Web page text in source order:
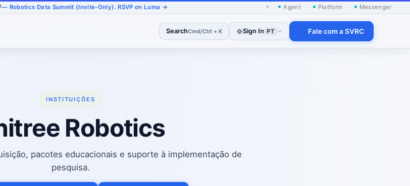
— Robotics Data Summit (Invite-Only). RSVP on Luma → × Agent Platform Messenger
SearchCmd/Ctrl + K Sign In PT Fale com a SVRC
INSTITUIÇÕES
Robotics
pacotes educacionais e suporte à implementação de
pesquisa.